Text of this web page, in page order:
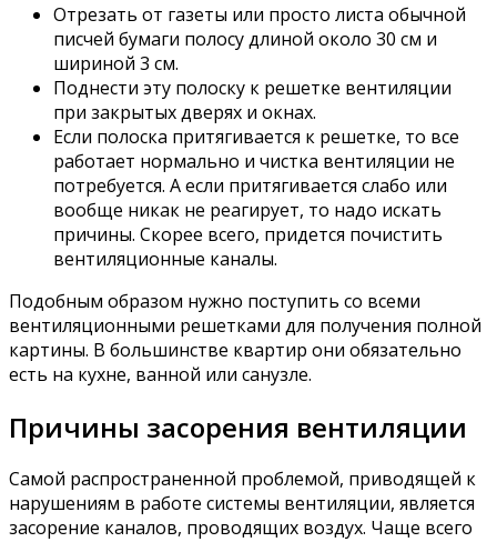
Отрезать от газеты или просто листа обычной
писчей бумаги полосу длиной около 30 см и
шириной 3 см.
Поднести эту полоску к решетке вентиляции
при закрытых дверях и окнах.
Если полоска притягивается к решетке, то все
работает нормально и чистка вентиляции не
потребуется. А если притягивается слабо или
вообще никак не реагирует, то надо искать
причины. Скорее всего, придется почистить
вентиляционные каналы.
Подобным образом нужно поступить со всеми
вентиляционными решетками для получения полной
картины. В большинстве квартир они обязательно
есть на кухне, ванной или санузле.
Причины засорения вентиляции
Самой распространенной проблемой, приводящей к
нарушениям в работе системы вентиляции, является
засорение каналов, проводящих воздух. Чаще всего